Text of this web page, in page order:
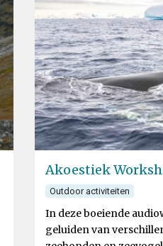
Akoestiek
Outdoor activiteiten
In deze boeiende
geluiden van